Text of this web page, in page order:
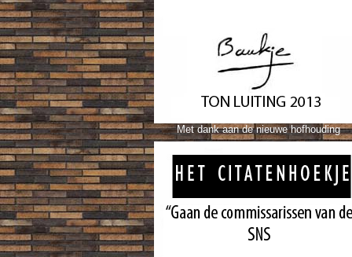
Met dank aan de nieuwe hofhouding